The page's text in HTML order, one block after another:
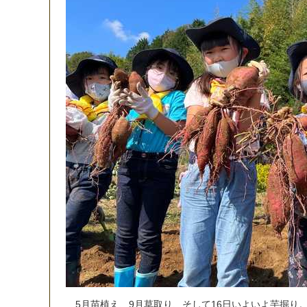
5月苗植え 9 月草取 り そ して16日いよ いよ芋掘 り